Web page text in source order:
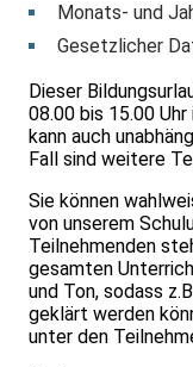
Monats- und
Gesetzlicher
Dieser
08.00 bis 15.00
kann auch
Fall sind weitere
Sie können
von unserem
Teilnehmenden
gesamten
und Ton, sodass
geklärt werden
unter den